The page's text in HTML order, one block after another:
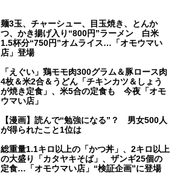
麺3玉、チャーシュー、目玉焼き、とんか
つ、かき揚げ入り“800円”ラーメン 白米
1.5杯分“750円”オムライス…「オモウマい
店」登場
「えぐい」鶏モモ肉300グラム＆豚ロース肉
4枚＆米2合＆うどん「チキンカツ＆しょう
が焼き定食」、米5合の定食も 今夜「オモ
ウマい店」
【漫画】読んで“勉強になる”？ 男女500人
が得られたこと1位は
総重量1.1キロ以上の「かつ丼」、2キロ以上
の大盛り「カタヤキそば」、ザンギ25個の
定食…「オモウマい店」“検証企画”に登場